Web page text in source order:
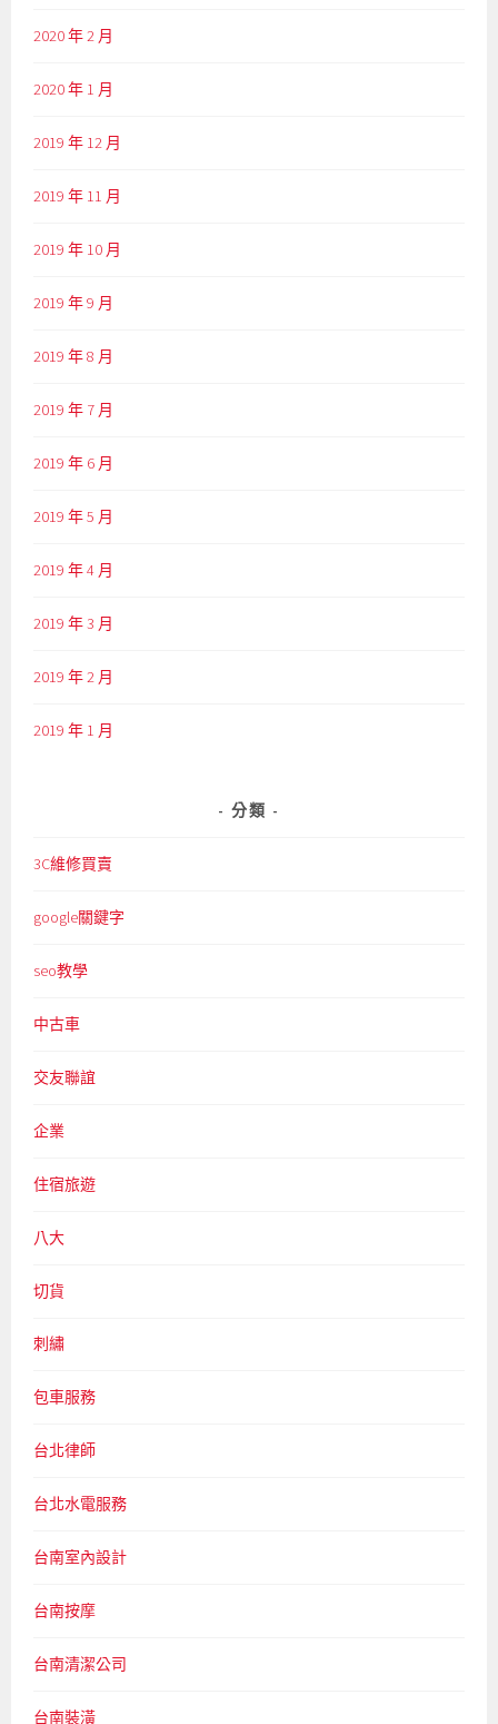
2020 年 2 月
2020 年 1 月
2019 年 12 月
2019 年 11 月
2019 年 10 月
2019 年 9 月
2019 年 8 月
2019 年 7 月
2019 年 6 月
2019 年 5 月
2019 年 4 月
2019 年 3 月
2019 年 2 月
2019 年 1 月
分類
3C維修買賣
google關鍵字
seo教學
中古車
交友聯誼
企業
住宿旅遊
八大
切貨
刺繡
包車服務
台北律師
台北水電服務
台南室內設計
台南按摩
台南清潔公司
台南裝潢